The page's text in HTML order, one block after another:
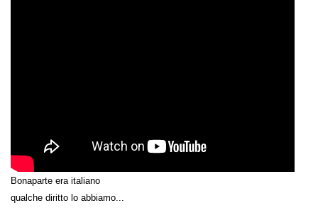
Bonaparte era italiano
qualche diritto lo abbiamo...